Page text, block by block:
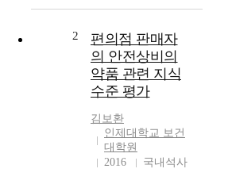
2
편의점 판매자
의 안전상비의
약품 관련 지식
수준 평가
김보환
인제대학교 보건
대학원
2016
국내석사